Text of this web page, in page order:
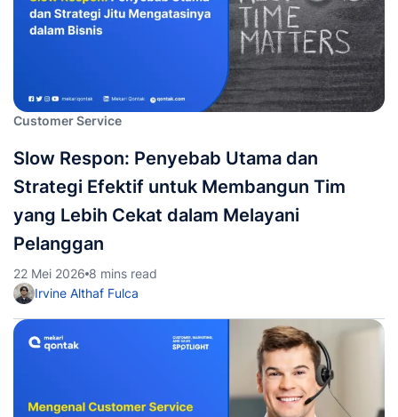
Customer Service
Slow Respon: Penyebab Utama dan
Strategi Efektif untuk Membangun Tim
yang Lebih Cekat dalam Melayani
Pelanggan
22 Mei 2026 8 mins read
Irvine Althaf Fulca